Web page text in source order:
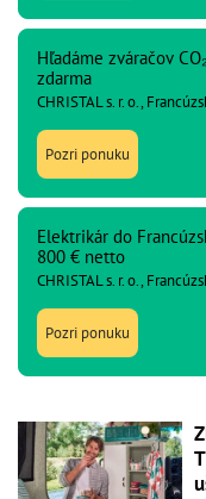
Hľadáme zváračov
zdarma
CHRISTAL s. r. o.,
Pozri ponuku
Elektrikár do
800 € netto
CHRISTAL s. r. o.,
Pozri ponuku